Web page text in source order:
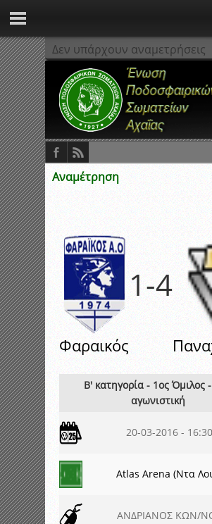
Δεν υπάρχουν αναμετρήσεις
Αναμέτρηση
1-4
Φαραικός
Β' κατηγορία - 1ος Όμιλος
αγωνιστική
20-03-2016 - 16:30
Atlas Arena (Ντα
ΑΝΔΡΙΑΝΟΣ ΚΩΝ/